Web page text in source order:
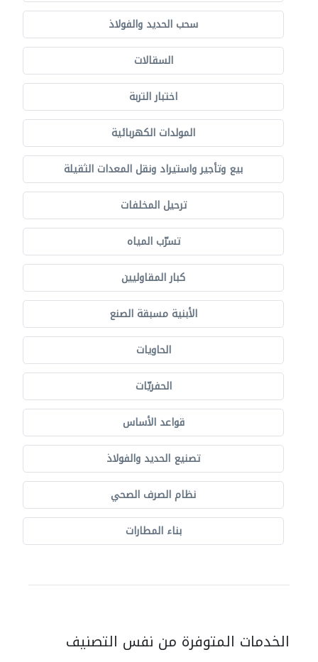
سحب الحديد والفولاذ
السقالات
اختبار التربة
المولدات الكهربائية
بيع وتأجير واستيراد ونقل المعدات الثقيلة
ترحيل المخلفات
تسرّب المياه
كبار المقاوليين
الأبنية مسبقة الصنع
الحاويات
الحفريّات
قواعد الأساس
تصنيع الحديد والفولاذ
نظام الصرف الصحي
بناء المطارات
الخدمات المتوفرة من نفس التصنيف